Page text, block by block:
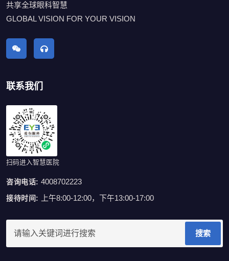
共享全球眼科智慧
GLOBAL VISION FOR YOUR VISION
联系我们
扫码进入智慧医院
咨询电话: 4008702223
接待时间: 上午8:00-12:00，下午13:00-17:00
搜索